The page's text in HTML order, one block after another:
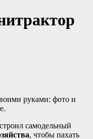
руками: фото и
самодельный
, чтобы пахать